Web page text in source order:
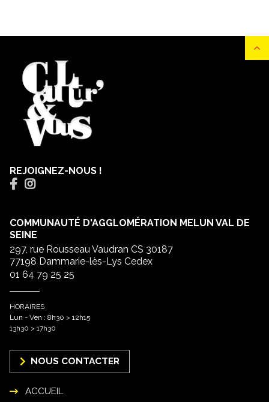
REJOIGNEZ-NOUS !
COMMUNAUTÉ D'AGGLOMÉRATION MELUN VAL DE
SEINE
297, rue Rousseau Vaudran CS 30187
77198 Dammarie-lès-Lys Cedex
01 64 79 25 25
HORAIRES
Lun - Ven : 8h30 > 12h15
13h30 > 17h30
NOUS CONTACTER
ACCUEIL